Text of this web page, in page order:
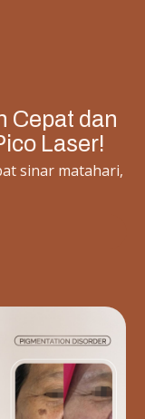
Cepat dan
Laser!
sinar matahari,